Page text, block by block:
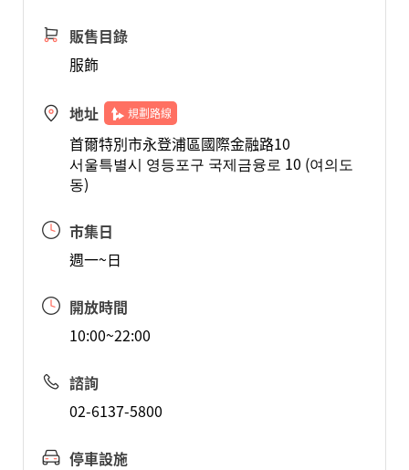
販售目錄
服飾
地址 規劃路線
首爾特別市永登浦區國際金融路10
서울특별시 영등포구 국제금융로 10 (여의도
동)
市集日
週一~日
開放時間
10:00~22:00
諮詢
02-6137-5800
停車設施